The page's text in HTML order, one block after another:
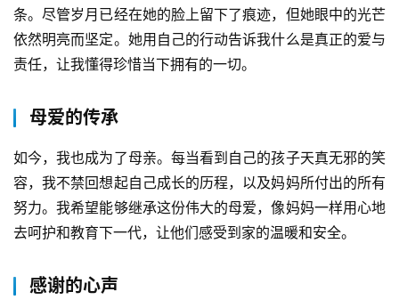
条。尽管岁月已经在她的脸上留下了痕迹，但她眼中的光芒
依然明亮而坚定。她用自己的行动告诉我什么是真正的爱与
责任，让我懂得珍惜当下拥有的一切。
母爱的传承
如今，我也成为了母亲。每当看到自己的孩子天真无邪的笑
容，我不禁回想起自己成长的历程，以及妈妈所付出的所有
努力。我希望能够继承这份伟大的母爱，像妈妈一样用心地
去呵护和教育下一代，让他们感受到家的温暖和安全。
感谢的心声